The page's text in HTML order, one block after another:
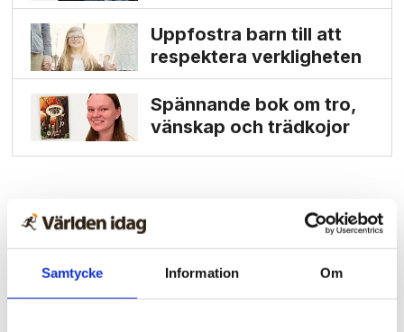
Samtycke Information Om
Uppfostra barn till att
respektera verkligheten
Spännande bok om tro,
vänskap och trädkojor